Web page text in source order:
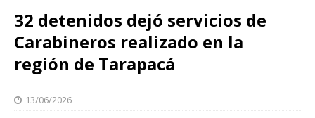
32 detenidos dejó servicios de
Carabineros realizado en la
región de Tarapacá
13/06/2026